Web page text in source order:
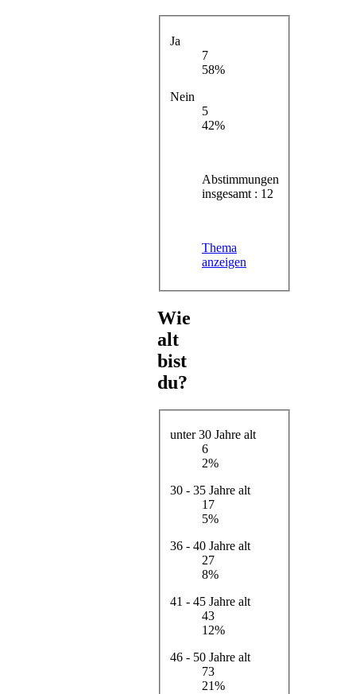
Ja
7
58%
Nein
5
42%
Abstimmungen
insgesamt : 12
Thema
anzeigen
Wie
alt
bist
du?
unter 30 Jahre alt
6
2%
30 - 35 Jahre alt
17
5%
36 - 40 Jahre alt
27
8%
41 - 45 Jahre alt
43
12%
46 - 50 Jahre alt
73
21%